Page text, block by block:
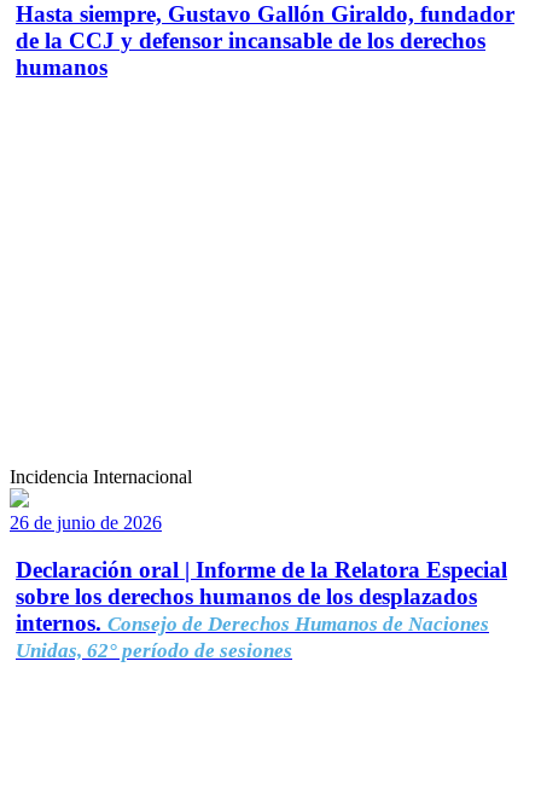
Hasta siempre, Gustavo Gallón Giraldo, fundador
de la CCJ y defensor incansable de los derechos
humanos
Incidencia Internacional
26 de junio de 2026
Declaración oral | Informe de la Relatora Especial
sobre los derechos humanos de los desplazados
internos. Consejo de Derechos Humanos de Naciones
Unidas, 62° período de sesiones